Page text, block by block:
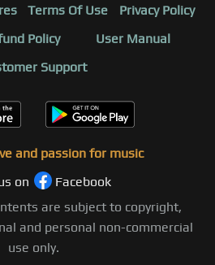
Terms Of Use
Privacy Policy
Policy
User Manual
Support
and passion for music
on
Facebook
are subject to copyright,
and personal non-commercial
use only.